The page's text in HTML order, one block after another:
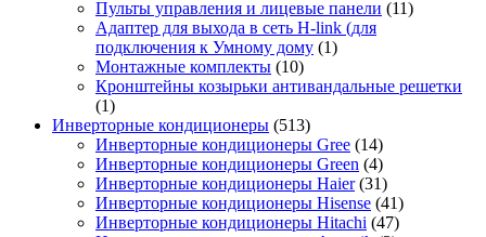
Пульты управления и лицевые панели (11)
Адаптер для выхода в сеть H-link (для
подключения к Умному дому (1)
Монтажные комплекты (10)
Кронштейны козырьки антивандальные решетки
(1)
Инверторные кондиционеры (513)
Инверторные кондиционеры Gree (14)
Инверторные кондиционеры Green (4)
Инверторные кондиционеры Haier (31)
Инверторные кондиционеры Hisense (41)
Инверторные кондиционеры Hitachi (47)